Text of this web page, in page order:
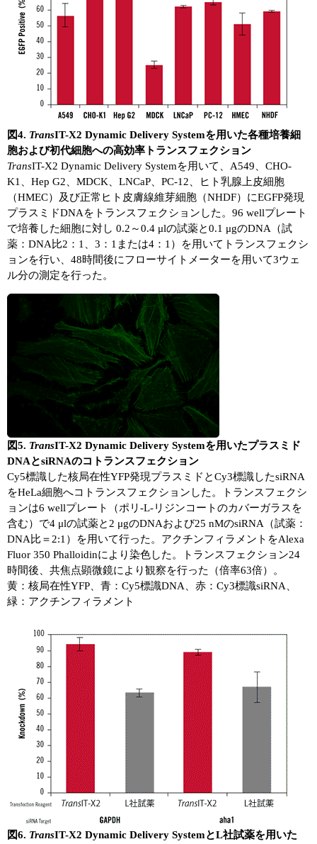
図4. TransIT-X2 Dynamic Delivery Systemを用いた各種培養細
胞および初代細胞への高効率トランスフェクション
TransIT-X2 Dynamic Delivery Systemを用いて、A549、CHO-
K1、Hep G2、MDCK、LNCaP、PC-12、ヒト乳腺上皮細胞
（HMEC）及び正常ヒト皮膚線維芽細胞（NHDF）にEGFP発現
プラスミドDNAをトランスフェクションした。96 wellプレート
で培養した細胞に対し 0.2～0.4 μlの試薬と0.1 μgのDNA（試
薬：DNA比2：1、3：1または4：1）を用いてトランスフェクシ
ョンを行い、48時間後にフローサイトメーターを用いて3ウェ
ル分の測定を行った。
図5. TransIT-X2 Dynamic Delivery Systemを用いたプラスミド
DNAとsiRNAのコトランスフェクション
Cy5標識した核局在性YFP発現プラスミドとCy3標識したsiRNA
をHeLa細胞へコトランスフェクションした。トランスフェクシ
ョンは6 wellプレート（ポリ-L-リジンコートのカバーガラスを
含む）で4 μlの試薬と2 μgのDNAおよび25 nMのsiRNA（試薬：
DNA比＝2:1）を用いて行った。アクチンフィラメントをAlexa
Fluor 350 Phalloidinにより染色した。トランスフェクション24
時間後、共焦点顕微鏡により観察を行った（倍率63倍）。
黄：核局在性YFP、青：Cy5標識DNA、赤：Cy3標識siRNA、
緑：アクチンフィラメント
図6. TransIT-X2 Dynamic Delivery SystemとL社試薬を用いた